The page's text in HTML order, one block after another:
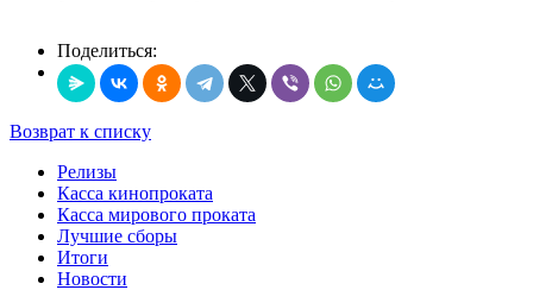
Поделиться:
Возврат к списку
Релизы
Касса кинопроката
Касса мирового проката
Лучшие сборы
Итоги
Новости